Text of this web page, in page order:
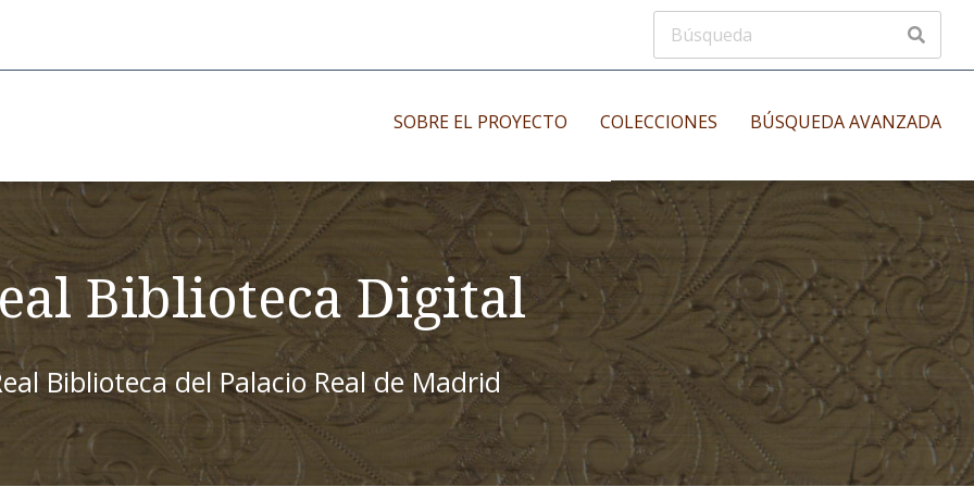
SOBRE EL PROYECTO COLECCIONES
Impresos antiguos
Impresos modernos
Impresos menores
Manuscritos musicales
Incunables
BÚSQUEDA AVANZADA
Biblioteca Digital
Biblioteca del Palacio Real de Madrid